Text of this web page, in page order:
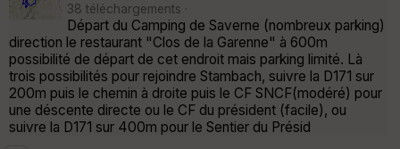
38 téléchargements ·
Départ du Camping de Saverne (nombreux parking)
direction le restaurant "Clos de la Garenne" à 600m
possibilité de départ de cet endroit mais parking limité. Là
trois possibilités pour rejoindre Stambach, suivre la D171 sur
200m puis le chemin à droite puis le CF SNCF(modéré) pour
une déscente directe ou le CF du président (facile), ou
suivre la D171 sur 400m pour le Sentier du Présid